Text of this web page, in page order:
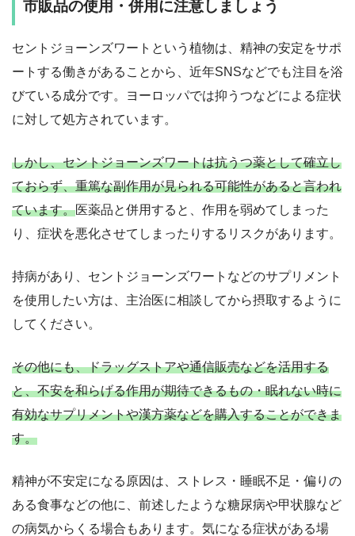
市販品の使用・併用に注意しましょう
セントジョーンズワートという植物は、精神の安定をサポ
ートする働きがあることから、近年SNSなどでも注目を浴
びている成分です。ヨーロッパでは抑うつなどによる症状
に対して処方されています。
しかし、セントジョーンズワートは抗うつ薬として確立し
ておらず、重篤な副作用が見られる可能性があると言われ
ています。医薬品と併用すると、作用を弱めてしまった
り、症状を悪化させてしまったりするリスクがあります。
持病があり、セントジョーンズワートなどのサプリメント
を使用したい方は、主治医に相談してから摂取するように
してください。
その他にも、ドラッグストアや通信販売などを活用する
と、不安を和らげる作用が期待できるもの・眠れない時に
有効なサプリメントや漢方薬などを購入することができま
す。
精神が不安定になる原因は、ストレス・睡眠不足・偏りの
ある食事などの他に、前述したような糖尿病や甲状腺など
の病気からくる場合もあります。気になる症状がある場